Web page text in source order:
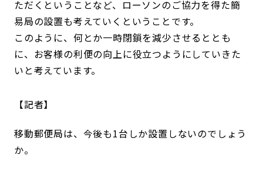
ただくということなど、ローソンのご協力を得た簡
易局の設置も考えていくということです。
このように、何とか一時閉鎖を減少させるととも
に、お客様の利便の向上に役立つようにしていきた
いと考えています。
記者
移動郵便局は、今後も1台しか設置しないのでしょう
か。